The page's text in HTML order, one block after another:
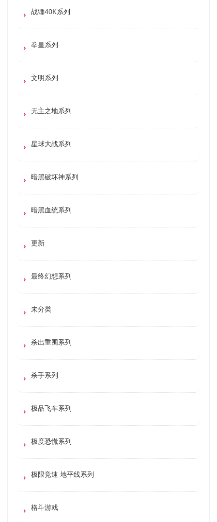
战锤40K系列
拳皇系列
文明系列
无主之地系列
星球大战系列
暗黑破坏神系列
暗黑血统系列
更新
最终幻想系列
未分类
杀出重围系列
杀手系列
极品飞车系列
极度恐慌系列
极限竞速 地平线系列
格斗游戏